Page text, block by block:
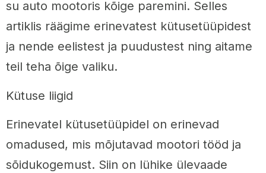
su auto mootoris kõige paremini. Selles
artiklis räägime erinevatest kütusetüüpidest
ja nende eelistest ja puudustest ning aitame
teil teha õige valiku.
Kütuse liigid
Erinevatel kütusetüüpidel on erinevad
omadused, mis mõjutavad mootori tööd ja
sõidukogemust. Siin on lühike ülevaade